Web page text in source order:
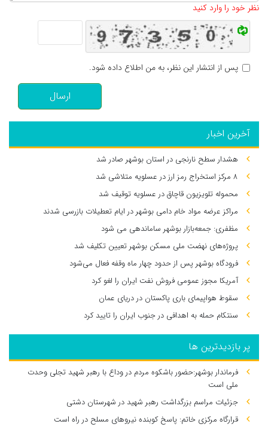
نظر خود را وارد کنید
پس از انتشار این نظر، به من اطلاع داده شود.
ارسال
آخرین اخبار
هشدار سطح نارنجی در استان بوشهر صادر شد
۸ مرکز استخراج رمز ارز در عسلویه متلاشی شد
محموله تلویزیون قاچاق در عسلویه توقیف شد
مراکز عرضه مواد خام دامی بوشهر در ایام تعطیلات بازرسی شدند
مظفری: جمعه‌بازار بوشهر ساماندهی می‌ شود
پروژه‌های نهضت ملی مسکن بوشهر تعیین تکلیف شد
فرودگاه بوشهر پس از حدود چهار ماه وقفه فعال می‌شود
آمریکا مجوز عمومی فروش نفت ایران را لغو کرد
سقوط هواپیمای باری پاکستان در دریای عمان
سنتکام حمله به اهدافی در جنوب ایران را تایید کرد
پر بازدیدترین ها
فرماندار بوشهر:حضور باشکوه مردم در وداع با رهبر شهید تجلی وحدت
ملی است
جزئیات مراسم بزرگداشت رهبر شهید در شهرستان دشتی
قرارگاه مرکزی خاتم: پاسخ کوبنده نیروهای مسلح در راه است